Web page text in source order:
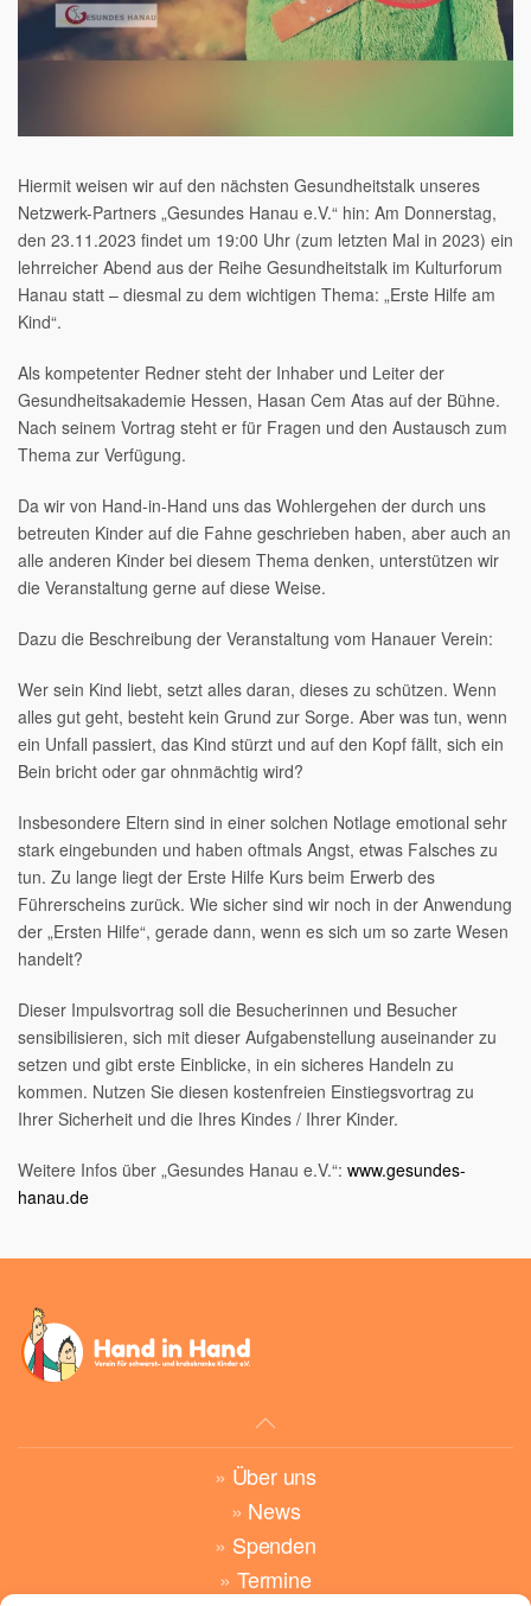
Hiermit weisen wir auf den nächsten Gesundheitstalk unseres
Netzwerk-Partners „Gesundes Hanau e.V.“ hin: Am Donnerstag,
den 23.11.2023 findet um 19:00 Uhr (zum letzten Mal in 2023) ein
lehrreicher Abend aus der Reihe Gesundheitstalk im Kulturforum
Hanau statt – diesmal zu dem wichtigen Thema: „Erste Hilfe am
Kind“.
Als kompetenter Redner steht der Inhaber und Leiter der
Gesundheitsakademie Hessen, Hasan Cem Atas auf der Bühne.
Nach seinem Vortrag steht er für Fragen und den Austausch zum
Thema zur Verfügung.
Da wir von Hand-in-Hand uns das Wohlergehen der durch uns
betreuten Kinder auf die Fahne geschrieben haben, aber auch an
alle anderen Kinder bei diesem Thema denken, unterstützen wir
die Veranstaltung gerne auf diese Weise.
Dazu die Beschreibung der Veranstaltung vom Hanauer Verein:
Wer sein Kind liebt, setzt alles daran, dieses zu schützen. Wenn
alles gut geht, besteht kein Grund zur Sorge. Aber was tun, wenn
ein Unfall passiert, das Kind stürzt und auf den Kopf fällt, sich ein
Bein bricht oder gar ohnmächtig wird?
Insbesondere Eltern sind in einer solchen Notlage emotional sehr
stark eingebunden und haben oftmals Angst, etwas Falsches zu
tun. Zu lange liegt der Erste Hilfe Kurs beim Erwerb des
Führerscheins zurück. Wie sicher sind wir noch in der Anwendung
der „Ersten Hilfe“, gerade dann, wenn es sich um so zarte Wesen
handelt?
Dieser Impulsvortrag soll die Besucherinnen und Besucher
sensibilisieren, sich mit dieser Aufgabenstellung auseinander zu
setzen und gibt erste Einblicke, in ein sicheres Handeln zu
kommen. Nutzen Sie diesen kostenfreien Einstiegsvortrag zu
Ihrer Sicherheit und die Ihres Kindes / Ihrer Kinder.
Weitere Infos über „Gesundes Hanau e.V.“: www.gesundes-
hanau.de
» Über uns
» News
» Spenden
» Termine